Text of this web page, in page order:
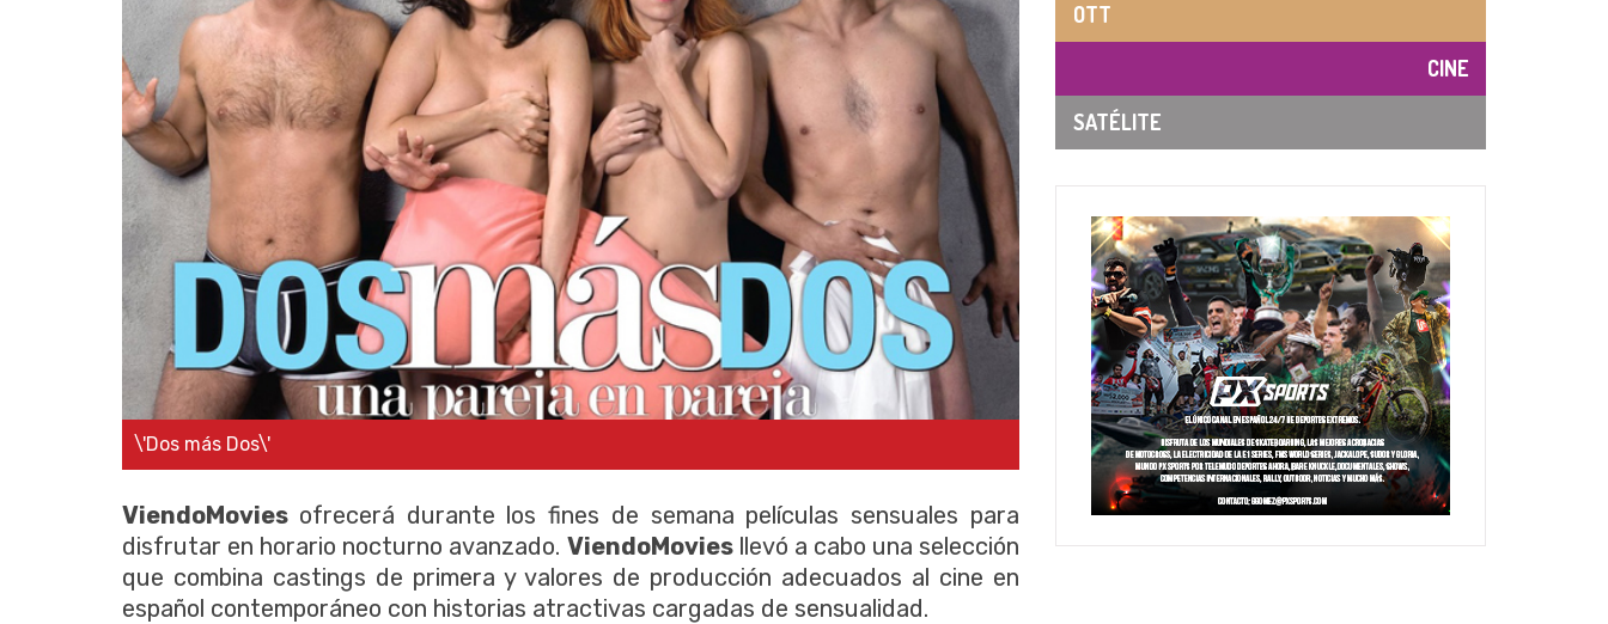
\'Dos más Dos\'
ViendoMovies ofrecerá durante los fines de semana películas sensuales para
disfrutar en horario nocturno avanzado. ViendoMoviesllevó a cabo una selección
que combina castings de primera y valores de producción adecuados al cine en
español contemporáneo con historias atractivas cargadas de sensualidad.
OTT
CINE
SATÉLITE